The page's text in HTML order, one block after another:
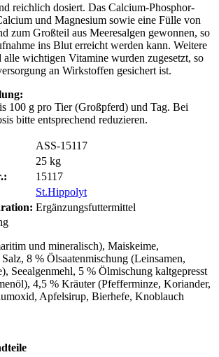
reichlich dosiert. Das Calcium-Phosphor-
und Magnesium sowie eine Fülle von
zum Großteil aus Meeresalgen gewonnen, so
ins Blut erreicht werden kann. Weitere
alle wichtigen Vitamine wurden zugesetzt, so
an Wirkstoffen gesichert ist.
100 g pro Tier (Großpferd) und Tag. Bei
bitte entsprechend reduzieren.
ASS-15117
25 kg
15117
St.Hippolyt
Ergänzungsfuttermittel
und mineralisch), Maiskeime,
8 % Ölsaatenmischung (Leinsamen,
Seealgenmehl, 5 % Ölmischung kaltgepresst
4,5 % Kräuter (Pfefferminze, Koriander,
Apfelsirup, Bierhefe, Knoblauch